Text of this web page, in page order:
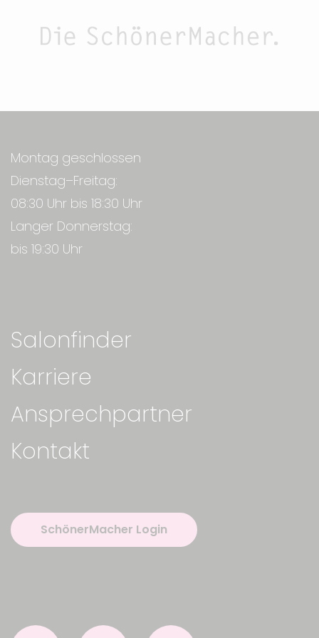
Montag geschlossen
Dienstag–Freitag:
08:30 Uhr bis 18:30 Uhr
Langer Donnerstag:
bis 19:30 Uhr
Salonfinder
Karriere
Ansprechpartner
Kontakt
SchönerMacher Login